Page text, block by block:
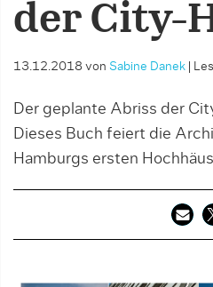
der City-
13.12.2018 von Sabine Danek
Der geplante Abriss der
Dieses Buch feiert die
Hamburgs ersten